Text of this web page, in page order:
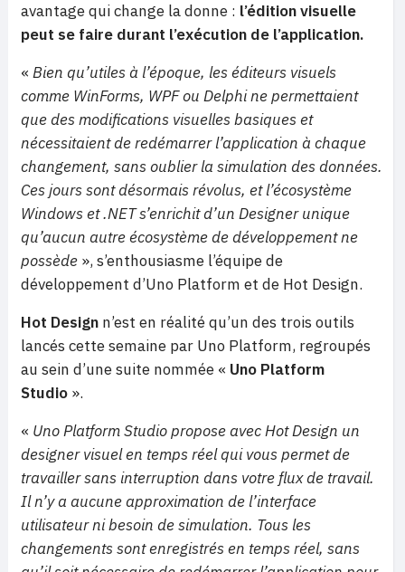
avantage qui change la donne : l’édition visuelle
peut se faire durant l’exécution de l’application.
« Bien qu’utiles à l’époque, les éditeurs visuels
comme WinForms, WPF ou Delphi ne permettaient
que des modifications visuelles basiques et
nécessitaient de redémarrer l’application à chaque
changement, sans oublier la simulation des données.
Ces jours sont désormais révolus, et l’écosystème
Windows et .NET s’enrichit d’un Designer unique
qu’aucun autre écosystème de développement ne
possède », s’enthousiasme l’équipe de
développement d’Uno Platform et de Hot Design.
Hot Design n’est en réalité qu’un des trois outils
lancés cette semaine par Uno Platform, regroupés
au sein d’une suite nommée « Uno Platform
Studio ».
« Uno Platform Studio propose avec Hot Design un
designer visuel en temps réel qui vous permet de
travailler sans interruption dans votre flux de travail.
Il n’y a aucune approximation de l’interface
utilisateur ni besoin de simulation. Tous les
changements sont enregistrés en temps réel, sans